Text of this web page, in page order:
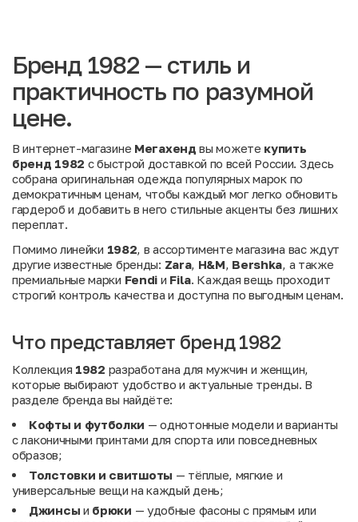
Бренд 1982 — стиль и
практичность по разумной
цене.
В интернет-магазине Мегахенд вы можете купить
бренд 1982 с быстрой доставкой по всей России. Здесь
собрана оригинальная одежда популярных марок по
демократичным ценам, чтобы каждый мог легко обновить
гардероб и добавить в него стильные акценты без лишних
переплат.
Помимо линейки 1982 , в ассортименте магазина вас ждут
другие известные бренды: Zara, H&M Bershka , а также
премиальные марки Fendi и Fila . Каждая вещь проходит
строгий контроль качества и доступна по выгодным ценам.
Что представляет бренд 1982
Коллекция 1982 разработана для мужчин и женщин,
которые выбирают удобство и актуальные тренды. В
разделе бренда вы найдёте:
Кофты и футболки — однотонные модели и варианты
с лаконичными принтами для спорта или повседневных
образов;
Толстовки и свитшоты — тёплые, мягкие и
универсальные вещи на каждый день;
Джинсы и брюки — удобные фасоны с прямым или